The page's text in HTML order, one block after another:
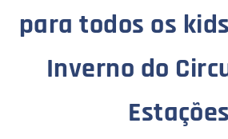
para todos os
Inverno do
Estações